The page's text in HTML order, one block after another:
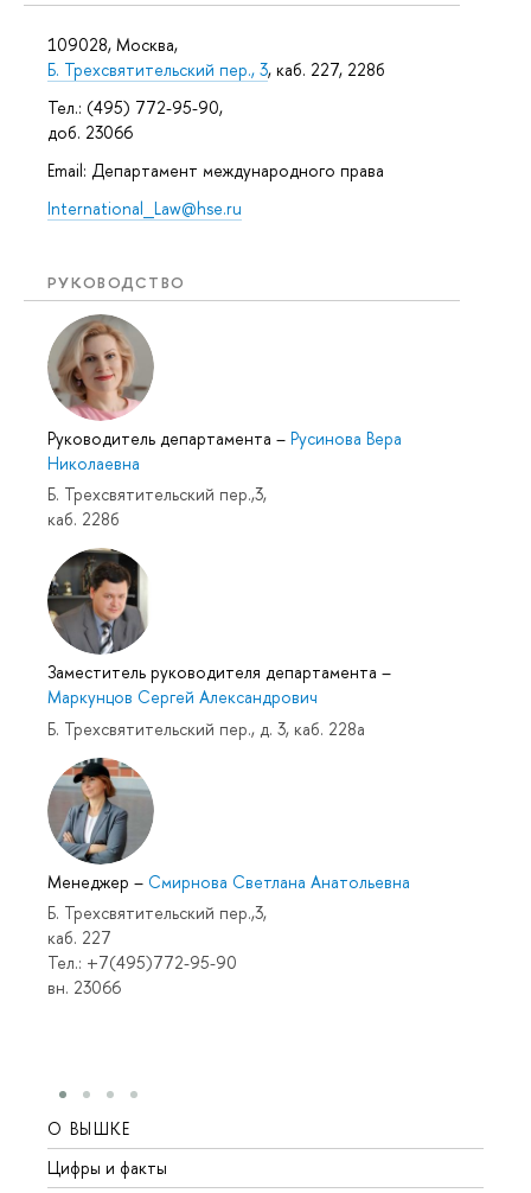
109028, Москва,
Б. Трехсвятительский пер., 3, каб. 227, 228б
Тел.: (495) 772-95-90,
доб. 23066
Email: Департамент международного права
International_Law@hse.ru
РУКОВОДСТВО
Руководитель департамента – Русинова Вера
Николаевна
Б. Трехсвятительский пер.,3,
каб. 228б
Заместитель руководителя департамента –
Маркунцов Сергей Александрович
Б. Трехсвятительский пер., д. 3, каб. 228а
Менеджер – Смирнова Светлана Анатольевна
Б. Трехсвятительский пер.,3,
каб. 227
Тел.: +7(495)772-95-90
вн. 23066
О ВЫШКЕ
Цифры и факты